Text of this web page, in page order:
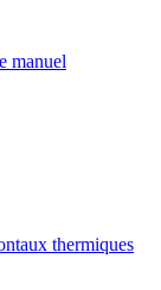
manuel
thermiques